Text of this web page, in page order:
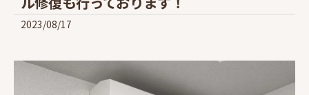
2023/08/17